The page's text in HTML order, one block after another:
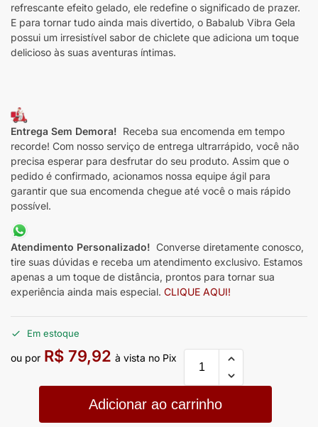
refrescante efeito gelado, ele redefine o significado de prazer.
E para tornar tudo ainda mais divertido, o Babalub Vibra Gela
possui um irresistível sabor de chiclete que adiciona um toque
delicioso às suas aventuras íntimas.
Entrega Sem Demora! Receba sua encomenda em tempo
recorde! Com nosso serviço de entrega ultrarrápido, você não
precisa esperar para desfrutar do seu produto. Assim que o
pedido é confirmado, acionamos nossa equipe ágil para
garantir que sua encomenda chegue até você o mais rápido
possível.
Atendimento Personalizado! Converse diretamente conosco,
tire suas dúvidas e receba um atendimento exclusivo. Estamos
apenas a um toque de distância, prontos para tornar sua
experiência ainda mais especial. CLIQUE AQUI!
Em estoque
ou por R$ 79,92 à vista no Pix
Adicionar ao carrinho